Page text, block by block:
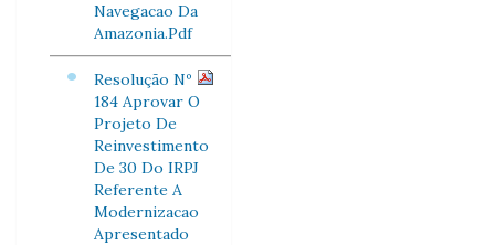
Navegacao Da
Amazonia.Pdf
Resolução Nº
184 Aprovar O
Projeto De
Reinvestimento
De 30 Do IRPJ
Referente A
Modernizacao
Apresentado